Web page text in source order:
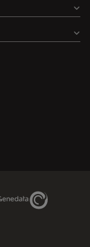
Genedata Link